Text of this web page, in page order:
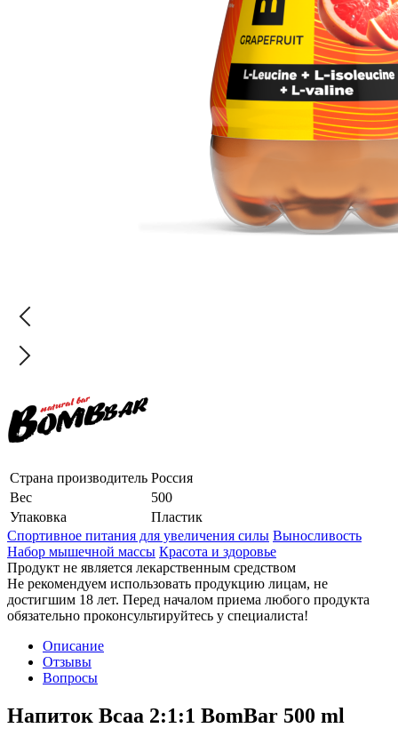
Страна производитель Россия
Вес
500
Упаковка
Пластик
Спортивное питания для увеличения силы Выносливость
Набор мышечной массы Красота и здоровье
Продукт не является лекарственным средством
Не рекомендуем использовать продукцию лицам, не
достигшим 18 лет. Перед началом приема любого продукта
обязательно проконсультируйтесь у специалиста!
Описание
Отзывы
Вопросы
Напиток Bcaa 2:1:1 BomBar 500 ml